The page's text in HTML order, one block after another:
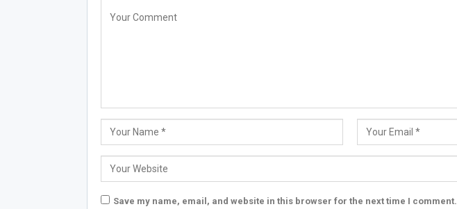
Save my name, email, and website in this browser for the next time I comment.